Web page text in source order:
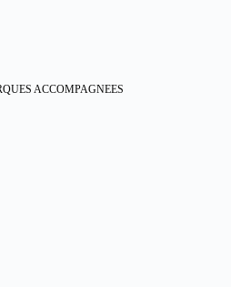
ACCOMPAGNEES